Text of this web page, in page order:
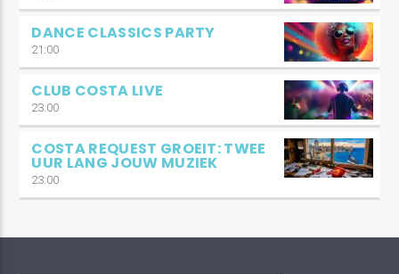
DANCE CLASSICS PARTY
21:00
CLUB COSTA LIVE
23:00
COSTA REQUEST GROEIT: TWEE
UUR LANG JOUW MUZIEK
23:00